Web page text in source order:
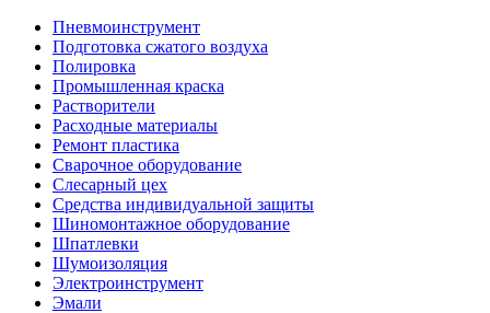
Пневмоинструмент
Подготовка сжатого воздуха
Полировка
Промышленная краска
Растворители
Расходные материалы
Ремонт пластика
Сварочное оборудование
Слесарный цех
Средства индивидуальной защиты
Шиномонтажное оборудование
Шпатлевки
Шумоизоляция
Электроинструмент
Эмали